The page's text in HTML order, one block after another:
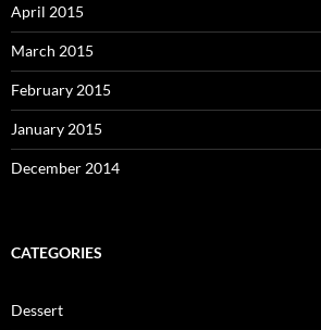
April 2015
March 2015
February 2015
January 2015
December 2014
CATEGORIES
Dessert